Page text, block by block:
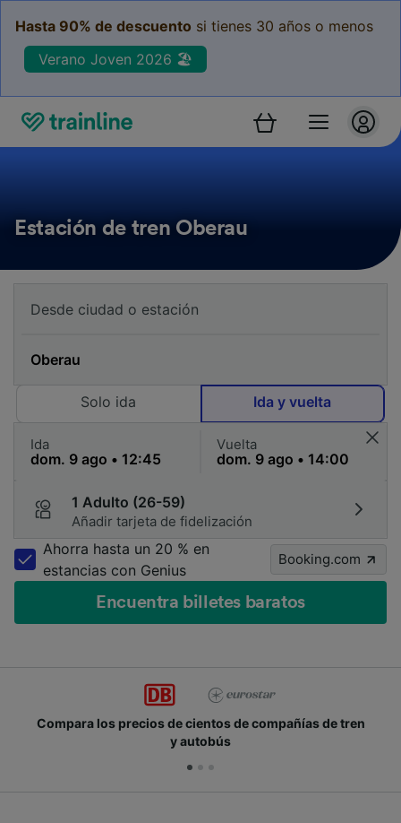
Hasta 90% de descuento si tienes 30 años o menos
Verano Joven 2026 🏖️
Estación de tren Oberau
Solo ida Ida y vuelta
Ida Vuelta
1 Adulto (26-59)
Añadir tarjeta de fidelización
Ahorra hasta un 20 % en
estancias con Genius
Booking.com
Encuentra billetes baratos
Compara los precios de cientos de compañías de tren
y autobús